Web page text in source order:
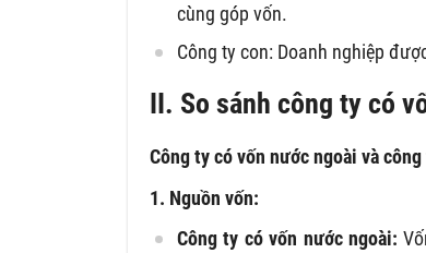
cùng góp vốn.
Công ty con: Doanh nghiệp
II. So sánh công ty có
Công ty có vốn nước ngoài và
1. Nguồn vốn:
Công ty có vốn nước ngoài: